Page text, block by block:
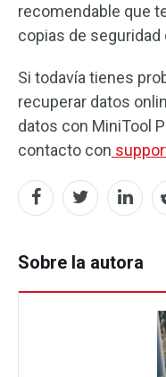
recomendable que
copias de
Si todavía tienes
recuperar datos
datos con MiniTool
contacto con
Sobre la autora